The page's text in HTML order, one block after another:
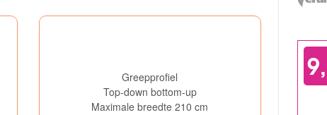
Greepprofiel
Top-down bottom-up
Maximale breedte 210 cm